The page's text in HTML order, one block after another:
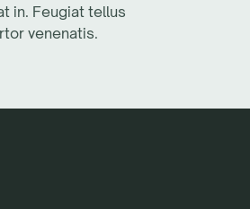
in. Feugiat tellus
venenatis.